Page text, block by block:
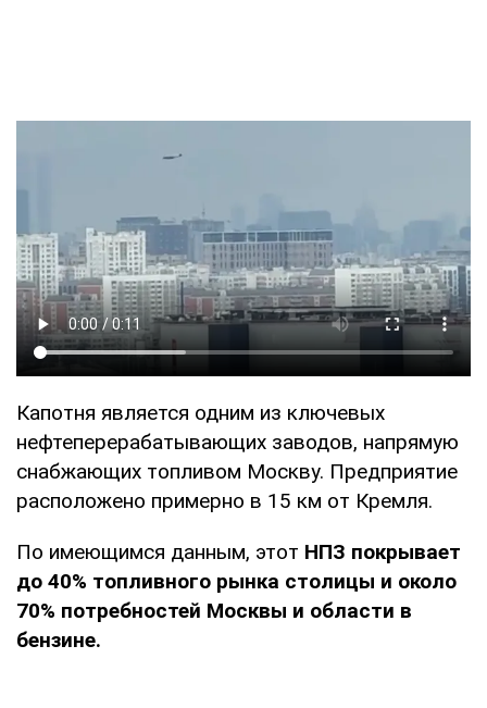
Капотня является одним из ключевых
нефтеперерабатывающих заводов, напрямую
снабжающих топливом Москву. Предприятие
расположено примерно в 15 км от Кремля.
По имеющимся данным, этот НПЗ покрывает
до 40% топливного рынка столицы и около
70% потребностей Москвы и области в
бензине.